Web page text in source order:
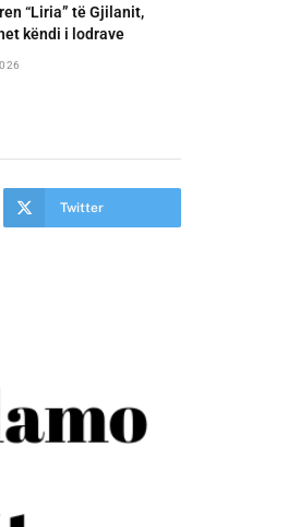
“Liria” të Gjilanit,
këndi i lodrave
Twitter